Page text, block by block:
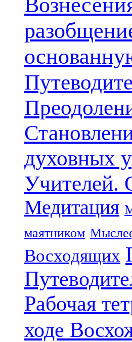
духовных
Учителей.
Медитация
маятником
Восходящих
Рабочая
ходе